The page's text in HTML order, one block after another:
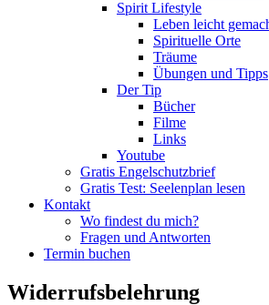
Träume
Übungen und Tipps
Der Tip
Bücher
Filme
Links
Youtube
Gratis Engelschutzbrief
Gratis Test: Seelenplan lesen
Wo findest du mich?
Fragen und Antworten
Termin buchen
Widerrufsbelehrung
Widerrufsbelehrung Sabrina DiAngelo